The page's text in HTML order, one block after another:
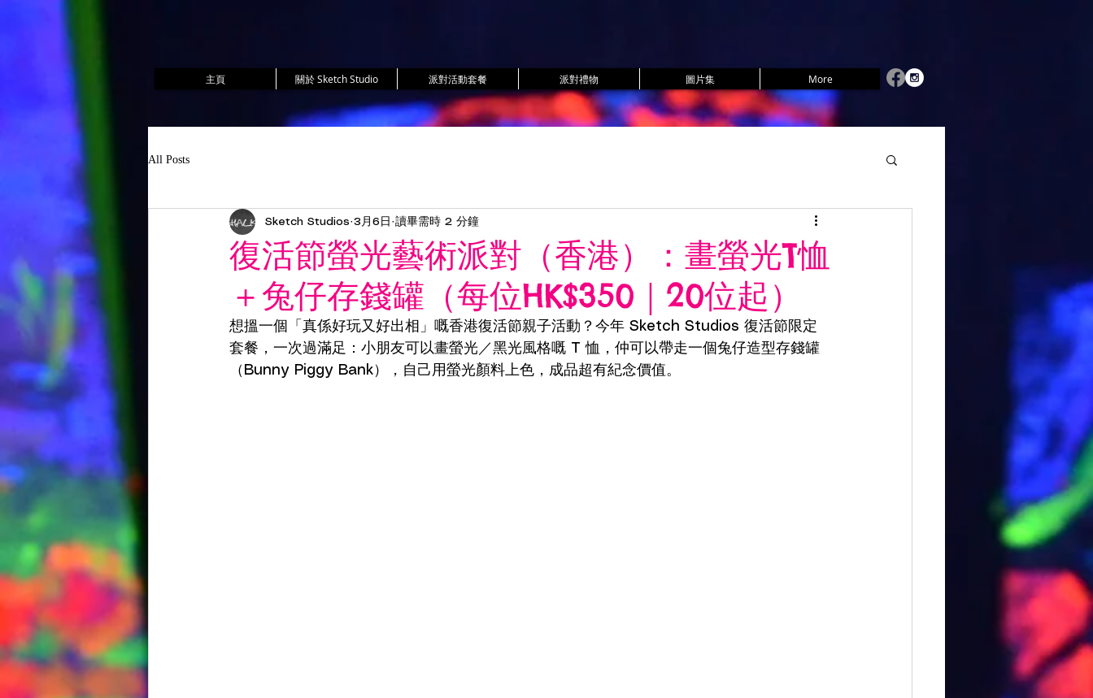
主頁 關於 Sketch Studio 派對活動套餐 派對禮物 圖片集 More
All Posts
復活節螢光藝術派對（香港）：畫螢光T恤
＋兔仔存錢罐（每位HK$350｜20位起）
Sketch Studios 3月6日 讀畢需時 2 分鐘
想搵一個「真係好玩又好出相」嘅香港復活節親子活動？今年 Sketch Studios 復活節限定
套餐，一次過滿足：小朋友可以畫螢光／黑光風格嘅 T 恤，仲可以帶走一個兔仔造型存錢罐
（Bunny Piggy Bank），自己用螢光顏料上色，成品超有紀念價值。